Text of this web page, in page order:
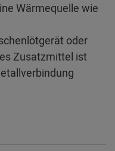
Wärmequelle wie
oder
Zusatzmittel ist